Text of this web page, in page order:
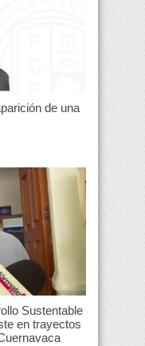
de una
Sustentable
en trayectos